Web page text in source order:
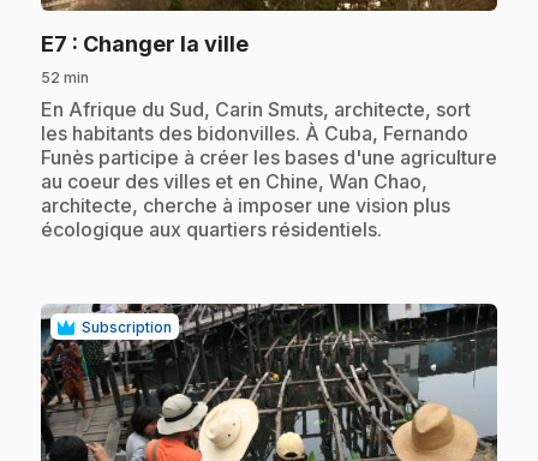
E7 : Changer la ville.
52 min
.En Afrique du Sud, Carin Smuts, architecte, sort
les habitants des bidonvilles. À Cuba, Fernando
Funès participe à créer les bases d'une agriculture
au coeur des villes et en Chine, Wan Chao,
architecte, cherche à imposer une vision plus
écologique aux quartiers résidentiels.
Subscription